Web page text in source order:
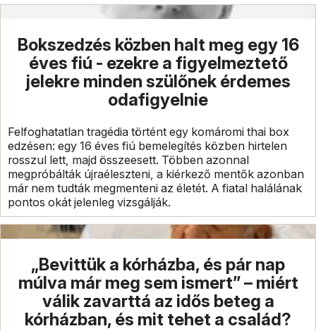
Bokszedzés közben halt meg egy 16
éves fiú - ezekre a figyelmeztető
jelekre minden szülőnek érdemes
odafigyelnie
Felfoghatatlan tragédia történt egy komáromi thai box
edzésen: egy 16 éves fiú bemelegítés közben hirtelen
rosszul lett, majd összeesett. Többen azonnal
megpróbálták újraéleszteni, a kiérkező mentők azonban
már nem tudták megmenteni az életét. A fiatal halálának
pontos okát jelenleg vizsgálják.
„Bevittük a kórházba, és pár nap
múlva már meg sem ismert” – miért
válik zavarttá az idős beteg a
kórházban, és mit tehet a család?